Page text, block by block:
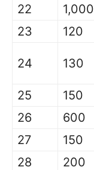
22
1,000
23
120
24 130
25
150
26
600
27
150
28
200